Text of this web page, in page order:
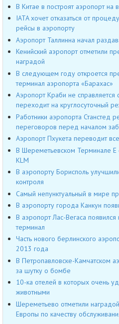
В Китае в построят аэропорт на
IATA хочет отказаться от
рейсы в аэропорту
Аэропорт Таллинна начал
Кенийский аэропорт отметили
наградой
В следующем году откроется
терминал аэропорта «Барахас»
Аэропорт Краби не справляется
переходит на круглосуточный
Работники аэропорта Станстед
переговоров перед началом
Аэропорт Пхукета переводит
В Шереметьевском Терминале Е
KLM
В аэропорту Борисполь
контроля
Cамый непунктуальный в мире
В аэропорту города Канкун
В аэропорт Лас-Вегаса
терминал
Часть нового берлинского
2013 года
В Петропавловске-Камчатском
за шутку о бомбе
10-ка отелей в которых очень
животными
Шереметьево отметили
Европы по качеству